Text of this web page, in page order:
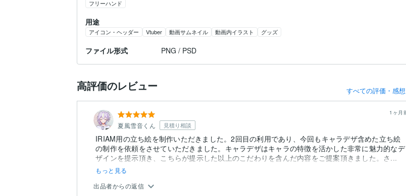
フリーハンド
用途
アイコン・ヘッダー Vtuber 動画サムネイル 動画内イラスト グッズ
ファイル形式 PNG / PSD
高評価のレビュー すべての評価・感
夏風雪音くん 見積り相談
1ヶ月
IRIAM用の立ち絵を制作いただきました。2回目の利用であり、今回もキャラデザ含めた立ち絵
の制作を依頼をさせていただきました。キャラデザはキャラの特徴を活かした非常に魅力的なデ
ザインを提示頂き、こちらが提示した以上のこだわりを含んだ内容をご提案頂きました。さ...
もっと見る
出品者からの返信